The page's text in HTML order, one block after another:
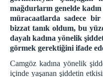
mağdurların genelde
müracaatlarda sadece bir
bizzat tanık oldum, bu
dayalı kadına yönelik
görmek gerektiğini ifade
Camgöz kadına yönelik
içinde yaşanan şiddetin